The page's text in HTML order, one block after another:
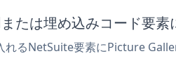
は埋め込みコード要素
るNetSuite要素にPicture